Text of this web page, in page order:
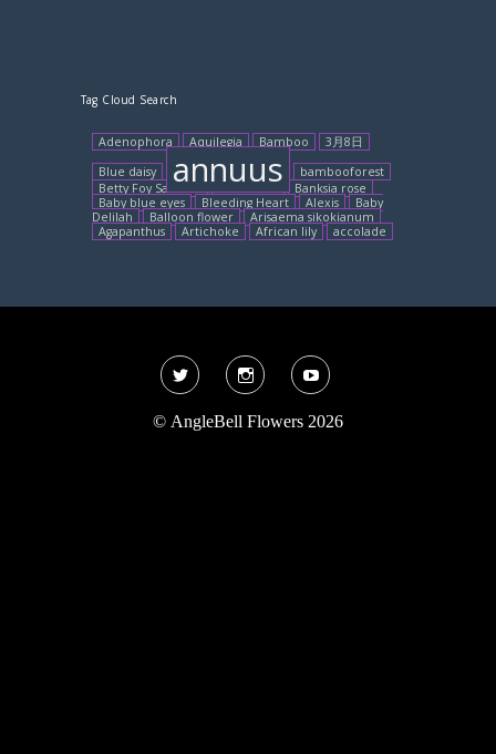
Tag Cloud Search
Adenophora Aquilegia Bamboo
3月8日
Blue daisy
annuus
bambooforest
Betty Foy Sanders
Banksia rose
Baby blue eyes
Bleeding Heart Alexis
Baby
Delilah
Balloon flower
Arisaema sikokianum
Agapanthus
Artichoke African lily accolade
© AngleBell Flowers 2026